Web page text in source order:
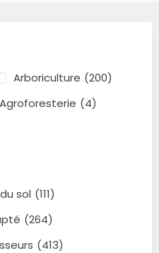
Arboriculture (200)
Agroforesterie (4)
sol (111)
(264)
(413)